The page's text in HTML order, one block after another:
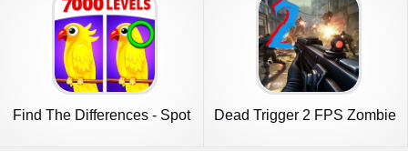
Find The Differences - Spot
Dead Trigger 2 FPS Zombie